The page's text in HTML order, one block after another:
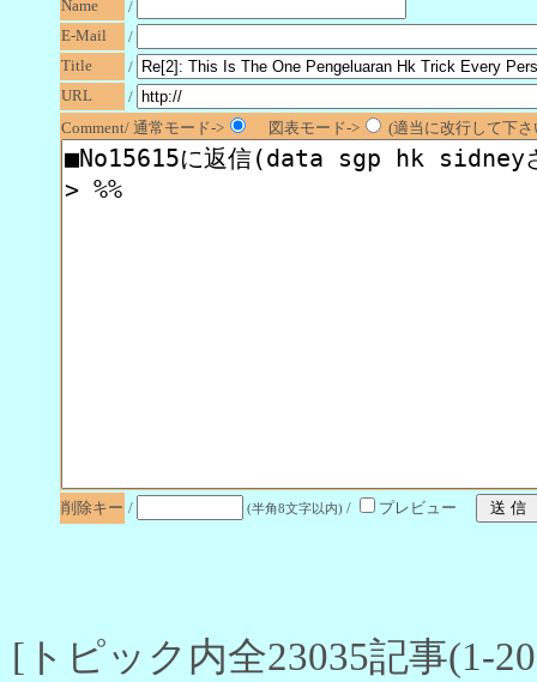
Name
/
E-Mail
/
Title
/
URL
/
Comment/ 通常モード->
図表モード-> (適当に改行して下
削除キー / (半角8文字以内) / プレビュー
[トピック内全23035記事(1-